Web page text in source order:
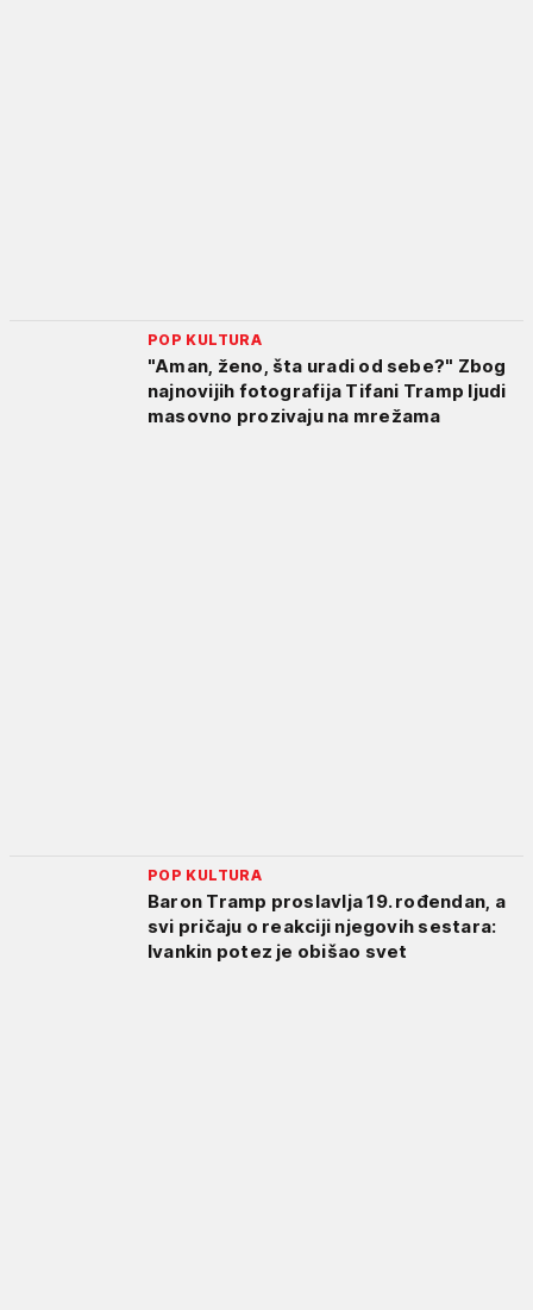
POP KULTURA
"Aman, ženo, šta uradi od sebe?" Zbog
najnovijih fotografija Tifani Tramp ljudi
masovno prozivaju na mrežama
POP KULTURA
Baron Tramp proslavlja 19. rođendan, a
svi pričaju o reakciji njegovih sestara:
Ivankin potez je obišao svet